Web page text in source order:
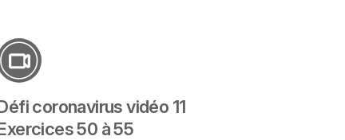
coronavirus vidéo 11
50 à 55